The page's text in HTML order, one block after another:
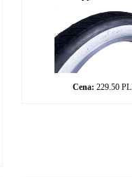
Cena: 229.50